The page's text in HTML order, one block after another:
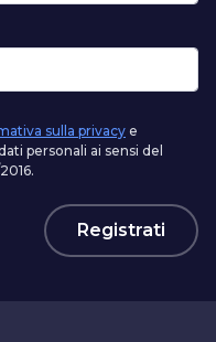
sulla privacy e
personali ai sensi del
Registrati